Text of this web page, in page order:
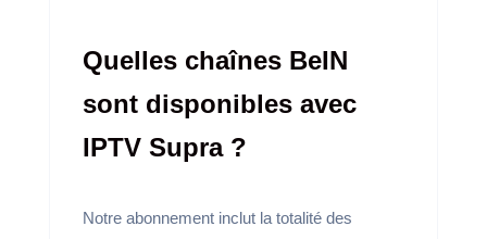
Quelles chaînes BeIN
sont disponibles avec
IPTV Supra ?
Notre abonnement inclut la totalité des